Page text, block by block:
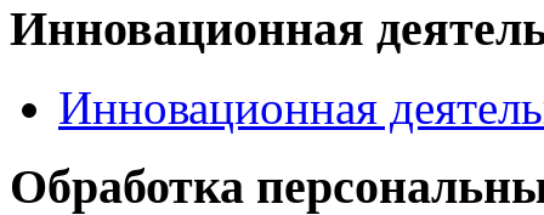
Инновационная
Инновационная
Обработка